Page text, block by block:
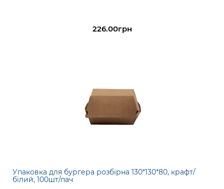
226.00грн
Упаковка для бургера розбірна 130*130*80, крафт/
білий, 100шт/пач